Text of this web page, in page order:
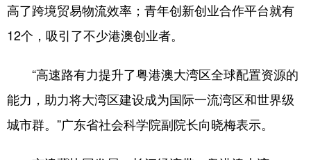
高了跨境贸易物流效率；青年创新创业合作平台就有
12个，吸引了不少港澳创业者。
“高速路有力提升了粤港澳大湾区全球配置资源的
能力，助力将大湾区建设成为国际一流湾区和世界级
城市群。”广东省社会科学院副院长向晓梅表示。